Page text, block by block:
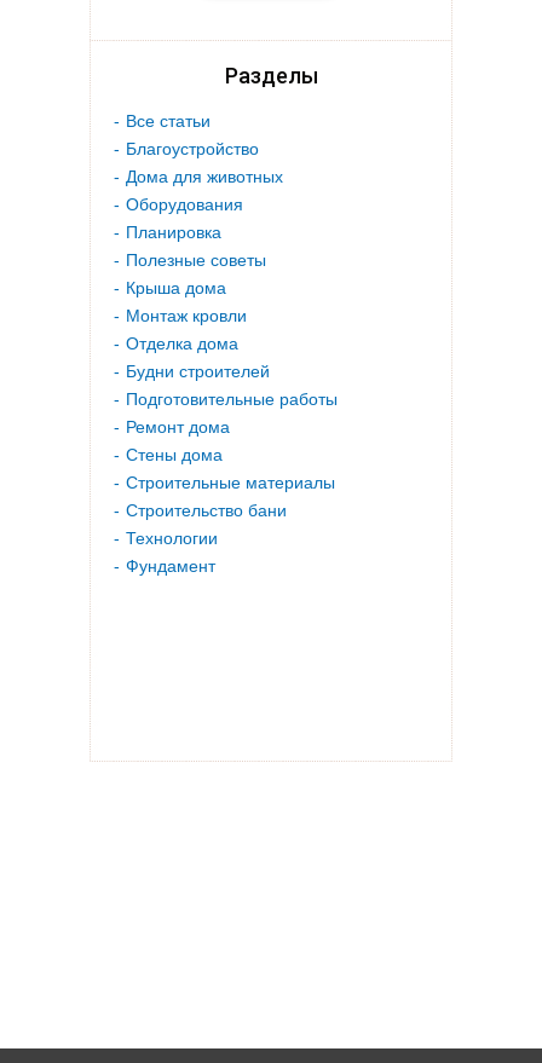
Разделы
Все статьи
Благоустройство
Дома для животных
Оборудования
Планировка
Полезные советы
Крыша дома
Монтаж кровли
Отделка дома
Будни строителей
Подготовительные работы
Ремонт дома
Стены дома
Строительные материалы
Строительство бани
Технологии
Фундамент